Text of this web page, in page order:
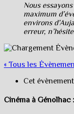
Nous
maximum
environs
erreur,
« Tous les
Cet
Cinéma à Génolhac